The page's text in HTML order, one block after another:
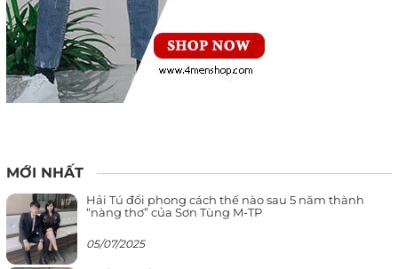
MỚI NHẤT
Hải Tú đổi phong cách thế nào sau 5 năm thành
“nàng thơ” của Sơn Tùng M-TP
05/07/2025